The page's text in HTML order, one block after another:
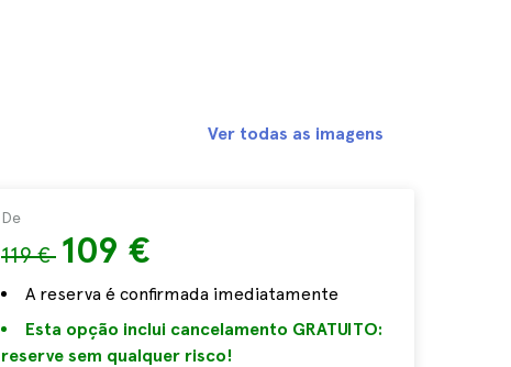
De
119 € 109 €
A reserva é confirmada imediatamente
Esta opção inclui cancelamento GRATUITO:
reserve sem qualquer risco!
Ver todas as imagens